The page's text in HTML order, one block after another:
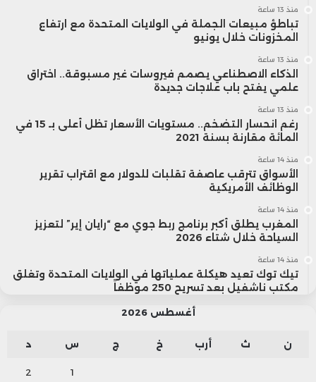
منذ 13 ساعة
تباطؤ مبيعات الجملة في الولايات المتحدة مع ارتفاع
المخزونات خلال يونيو
منذ 13 ساعة
الذكاء الاصطناعي يصمم فيروسات غير مسبوقة.. اختراق
علمي يفتح باب علاجات جديدة
منذ 13 ساعة
رغم انحسار التضخم.. مستويات الأسعار تظل أعلى بـ 15 في
المائة مقارنة بسنة 2021
منذ 14 ساعة
الأسواق تترقب عاصفة تقلبات للدولار مع اقتراب تقرير
الوظائف الأمريكية
منذ 14 ساعة
المغرب يطلق أكبر برنامج ربط جوي مع “رايان إير” لتعزيز
السياحة خلال شتاء 2026
منذ 14 ساعة
تيك توك تعيد هيكلة عملياتها في الولايات المتحدة وتغلق
مكتب ناشفيل بعد تسريح 250 موظفاً
أغسطس 2026
ن ث أرب خ ج س د
1
2